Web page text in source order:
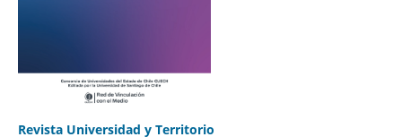
Revista Universidad y Territorio